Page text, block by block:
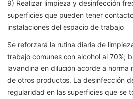
9) Realizar limpieza y desinfección
superficies que pueden tener
instalaciones del espacio de trabajo
Se reforzará la rutina diaria de
trabajo comunes con alcohol al 70%;
lavandina en dilución acorde a norma
de otros productos. La desinfección
regularidad en las superficies que se